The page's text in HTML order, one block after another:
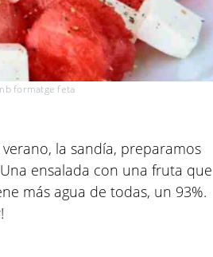
formatge feta
la sandía, preparamos
ensalada con una fruta que
más agua de todas, un 93%.